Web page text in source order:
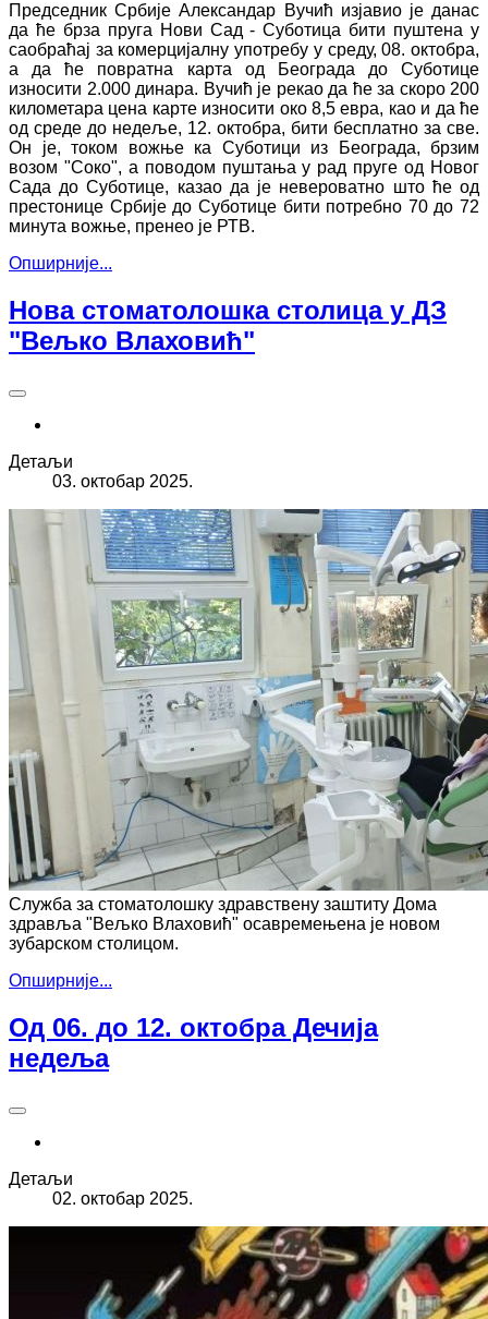
Председник Србије Александар Вучић изјавио је данас
да ће брза пруга Нови Сад - Суботица бити пуштена у
саобраћај за комерцијалну употребу у среду, 08. октобра,
а да ће повратна карта од Београда до Суботице
износити 2.000 динара. Вучић је рекао да ће за скоро 200
километара цена карте износити око 8,5 евра, као и да ће
од среде до недеље, 12. октобра, бити бесплатно за све.
Он је, током вожње ка Суботици из Београда, брзим
возом "Соко", а поводом пуштања у рад пруге од Новог
Сада до Суботице, казао да је невероватно што ће од
престонице Србије до Суботице бити потребно 70 до 72
минута вожње, пренео је РТВ.
Опширније...
Нова стоматолошка столица у ДЗ
"Вељко Влаховић"
Детаљи
03. октобар 2025.
Служба за стоматолошку здравствену заштиту Дома
здравља "Вељко Влаховић" осавремењена је новом
зубарском столицом.
Опширније...
Од 06. до 12. октобра Дечија
недеља
Детаљи
02. октобар 2025.